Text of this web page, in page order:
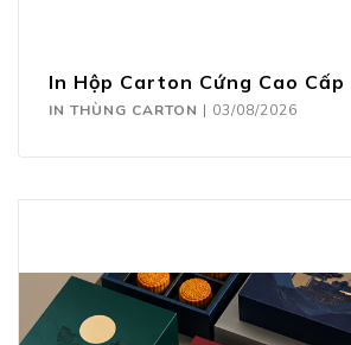
In Hộp Carton Cứng Cao Cấp
IN THÙNG CARTON | 03/08/2026